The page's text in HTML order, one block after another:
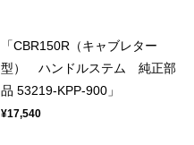
「CBR150R（キャブレター
型） ハンドルステム 純正部
品 53219-KPP-900」
¥17,540